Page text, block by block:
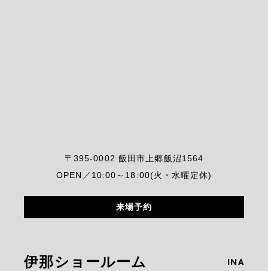
〒395-0002 飯田市上郷飯沼1564
OPEN／10:00～18:00(火・水曜定休)
来場予約
伊那ショールーム INA